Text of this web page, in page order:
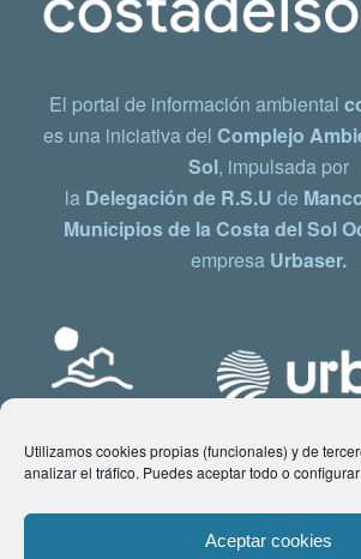
Utilizamos cookies propias (funcionales) y de
analizar el tráfico. Puedes aceptar todo o
Aceptar cookies
El portal de información ambiental
es una iniciativa delComplejo
Sol, impulsada por
la Delegación de R.S.U de
Municipios de la Costa del Sol
empresa Urbaser.